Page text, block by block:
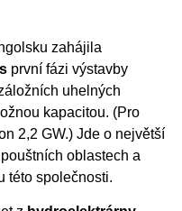
zahájila
první fázi výstavby
uhelných
kapacitou. (Pro
2,2 GW.) Jde o největší
oblastech a
této společnosti.